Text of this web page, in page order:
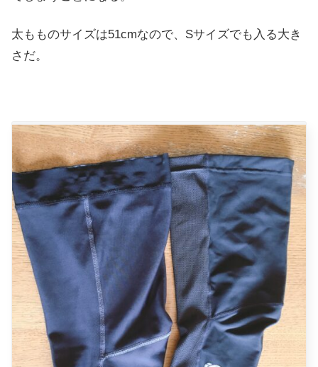
太もものサイズは51cmなので、Sサイズでも入る大き
さだ。